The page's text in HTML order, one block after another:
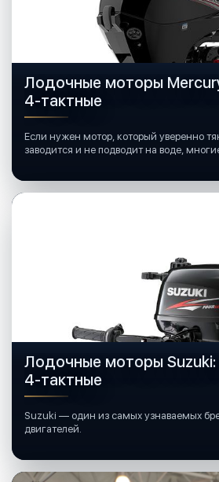
Лодочные моторы
4-тактные
Если нужен мотор, который уверенно
заводится и не подводит на воде,
Лодочные моторы Suzuki:
4-тактные
Suzuki — один из самых узнаваемых
двигателей.